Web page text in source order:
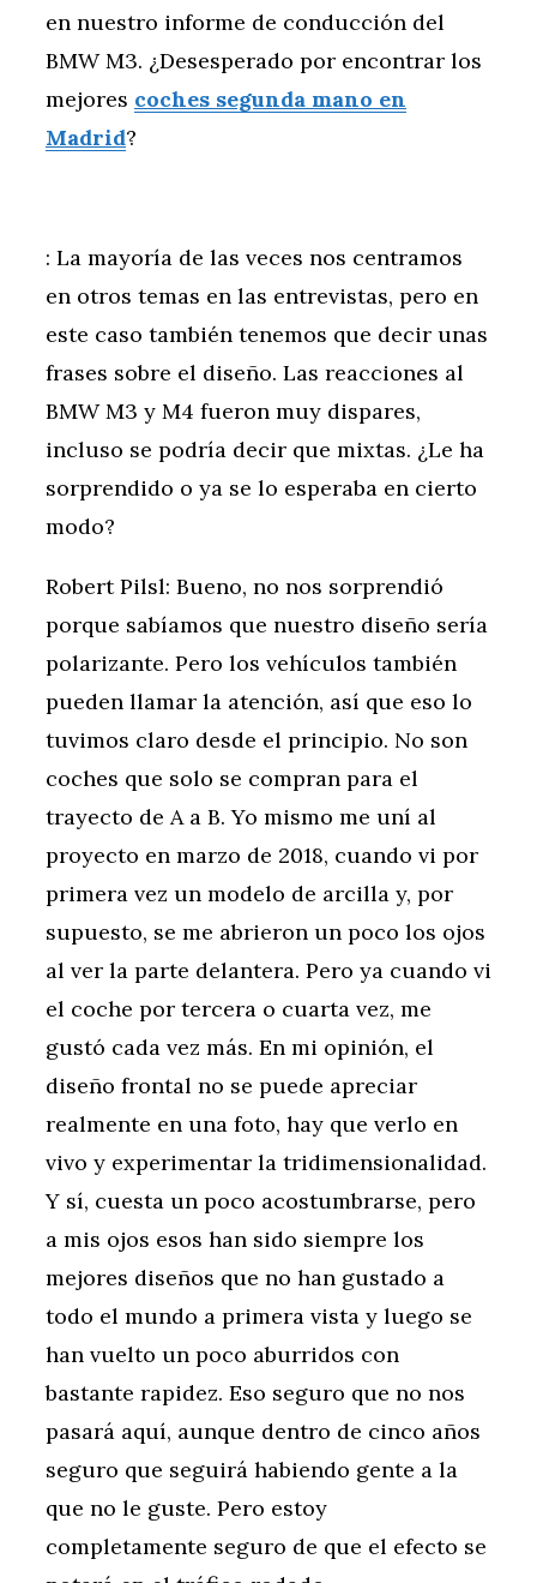
en nuestro informe de conducción del
BMW M3. ¿Desesperado por encontrar los
mejores coches segunda mano en
Madrid?
: La mayoría de las veces nos centramos
en otros temas en las entrevistas, pero en
este caso también tenemos que decir unas
frases sobre el diseño. Las reacciones al
BMW M3 y M4 fueron muy dispares,
incluso se podría decir que mixtas. ¿Le ha
sorprendido o ya se lo esperaba en cierto
modo?
Robert Pilsl: Bueno, no nos sorprendió
porque sabíamos que nuestro diseño sería
polarizante. Pero los vehículos también
pueden llamar la atención, así que eso lo
tuvimos claro desde el principio. No son
coches que solo se compran para el
trayecto de A a B. Yo mismo me uní al
proyecto en marzo de 2018, cuando vi por
primera vez un modelo de arcilla y, por
supuesto, se me abrieron un poco los ojos
al ver la parte delantera. Pero ya cuando vi
el coche por tercera o cuarta vez, me
gustó cada vez más. En mi opinión, el
diseño frontal no se puede apreciar
realmente en una foto, hay que verlo en
vivo y experimentar la tridimensionalidad.
Y sí, cuesta un poco acostumbrarse, pero
a mis ojos esos han sido siempre los
mejores diseños que no han gustado a
todo el mundo a primera vista y luego se
han vuelto un poco aburridos con
bastante rapidez. Eso seguro que no nos
pasará aquí, aunque dentro de cinco años
seguro que seguirá habiendo gente a la
que no le guste. Pero estoy
completamente seguro de que el efecto se